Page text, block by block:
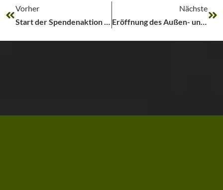
Vorher
Start der Spendenaktion Gemeinschaftskruste
Nächste
Eröffnung des Außen- und Innencafés